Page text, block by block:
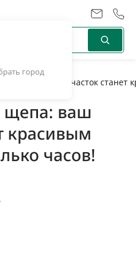
город
щепа: ваш участок станет
щепа: ваш
красивым
часов!